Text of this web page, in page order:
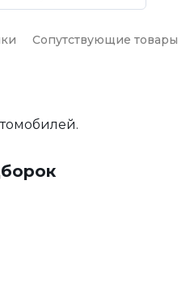
Сопутствующие товары